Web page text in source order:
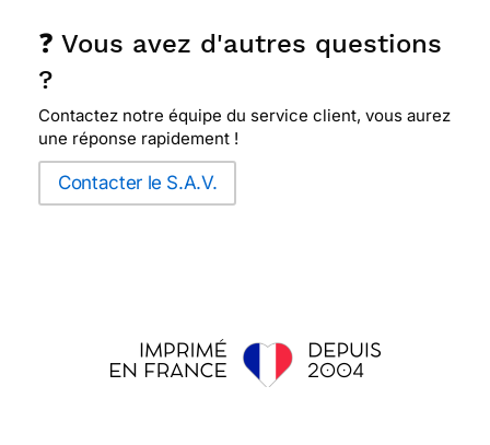
❓ Vous avez d'autres questions
?
Contactez notre équipe du service client, vous aurez
une réponse rapidement !
Contacter le S.A.V.